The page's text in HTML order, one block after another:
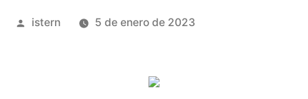
Publicado
istern 5 de enero de 2023